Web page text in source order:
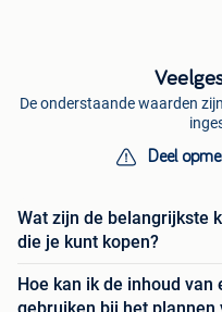
De onderstaande waarden
Deel
Wat zijn de belangrijkste
die je kunt kopen?
Hoe kan ik de inhoud